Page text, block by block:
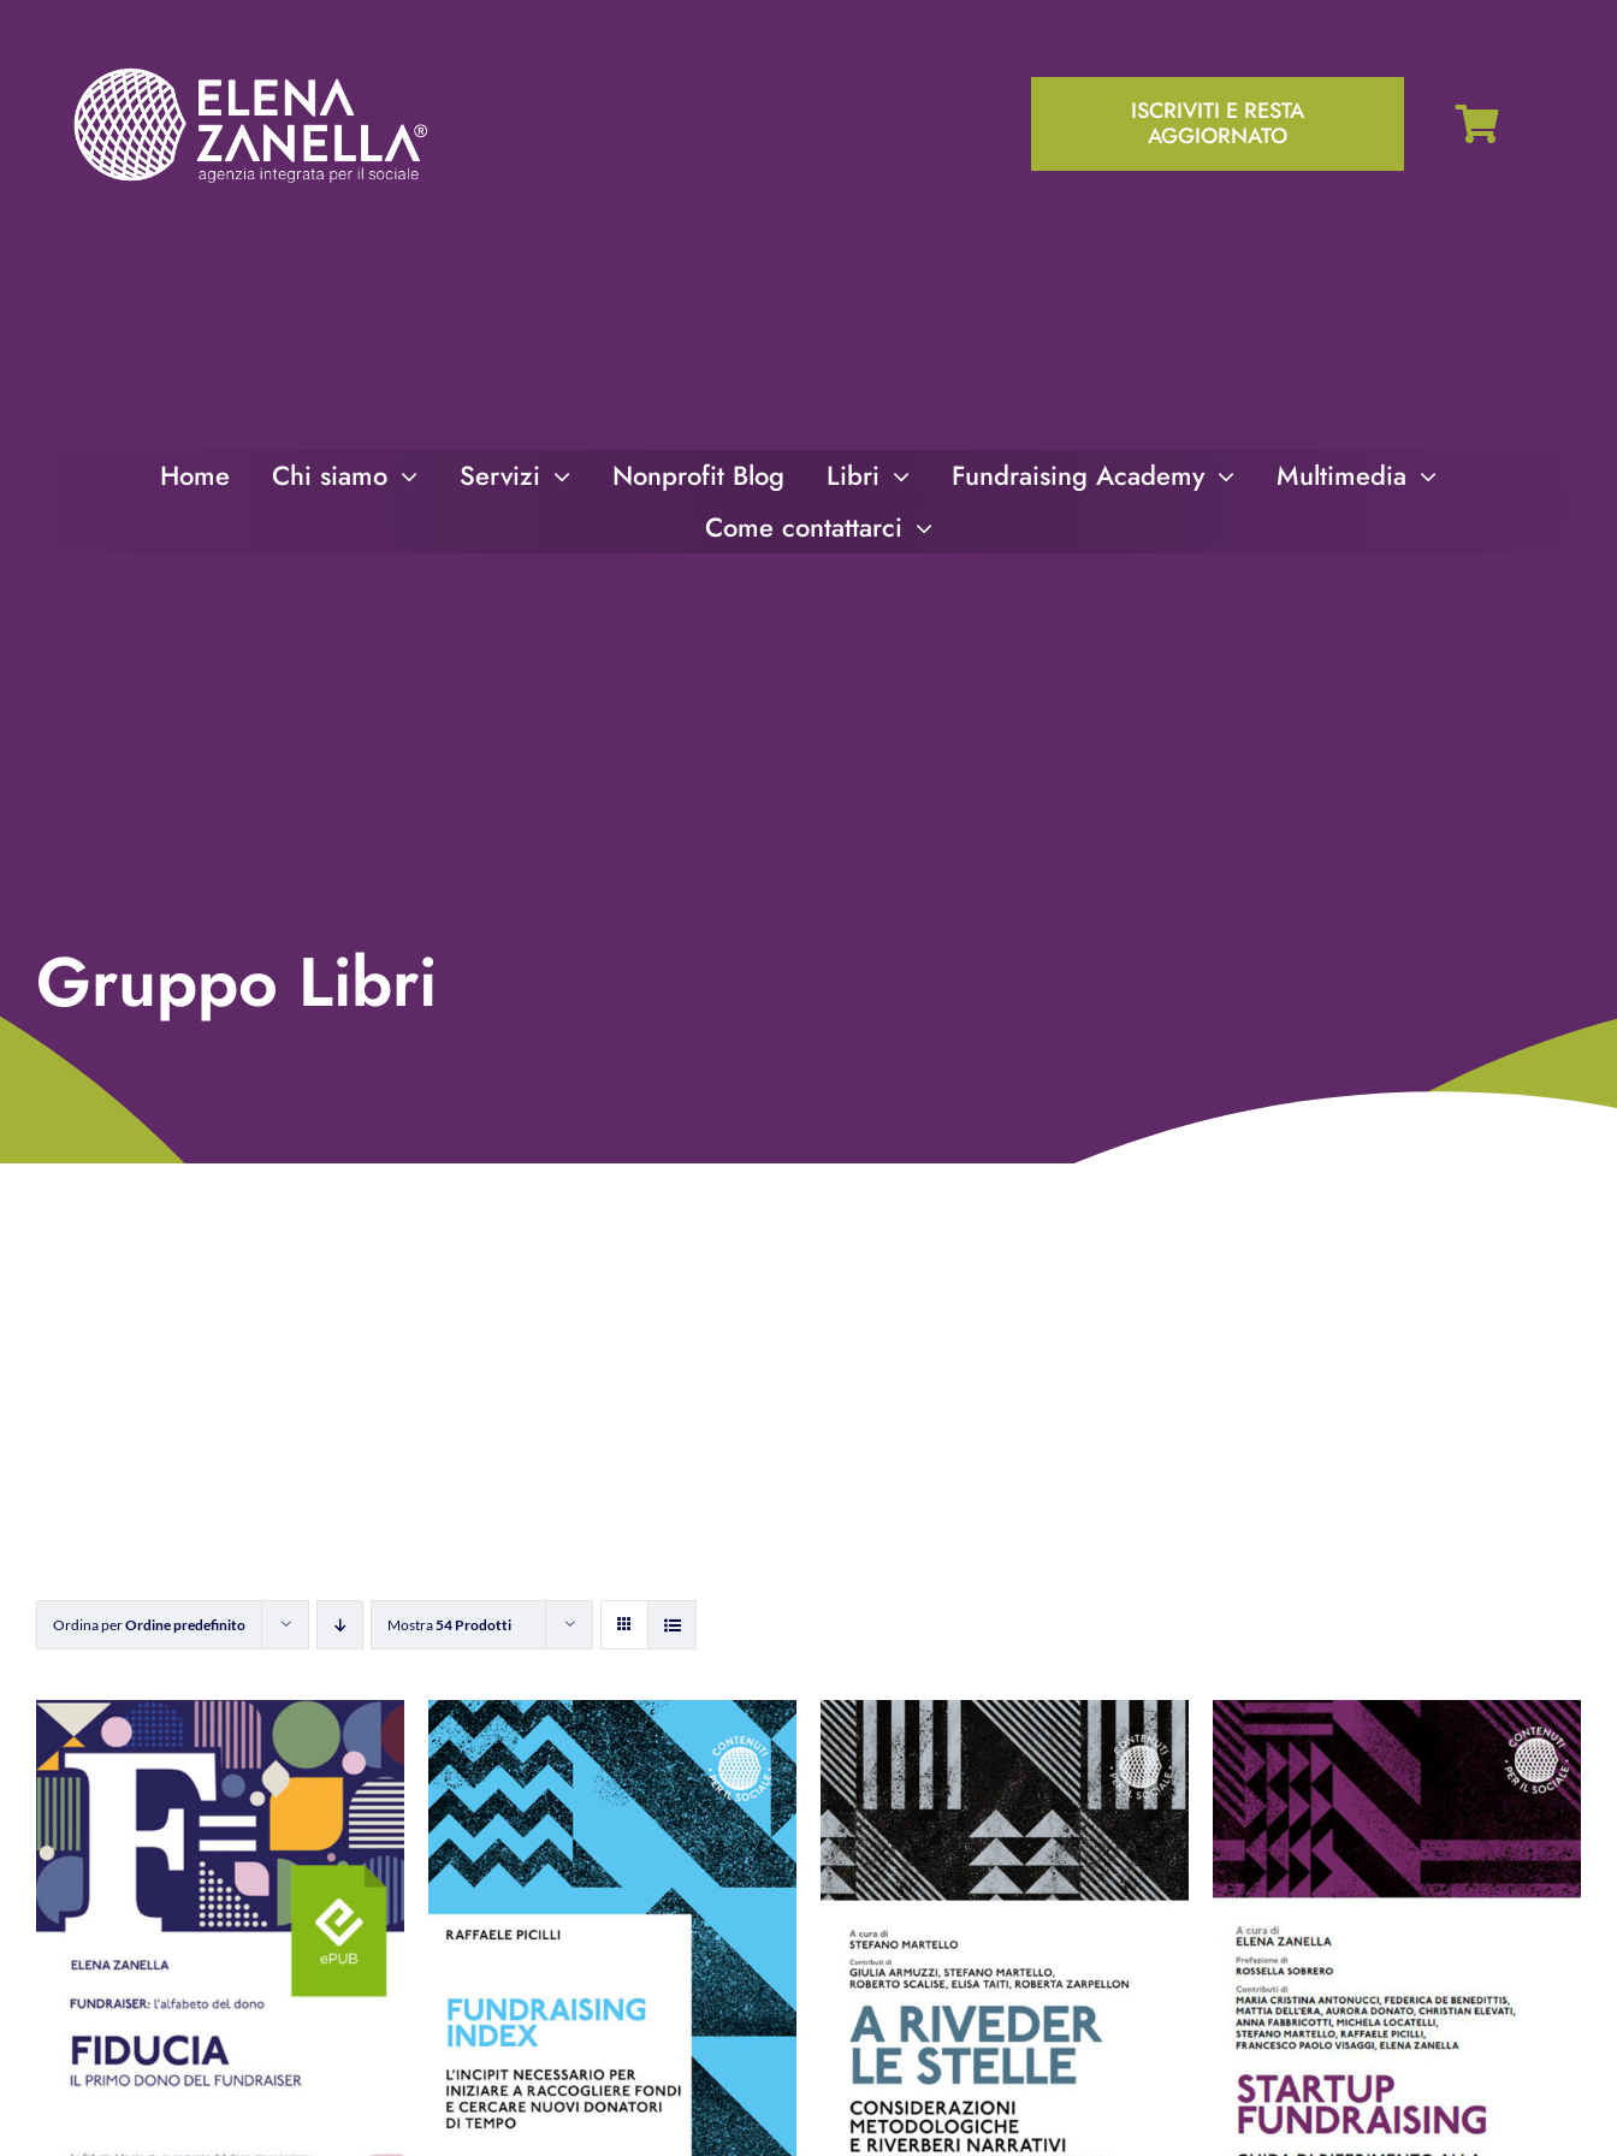
ISCRIVITI E RESTA
AGGIORNATO
Home Chi siamo Servizi Nonprofit Blog Libri Fundraising Academy
Multimedia
Come contattarci
Gruppo Libri
Ordina perOrdine predefinito Mostra54 Prodotti